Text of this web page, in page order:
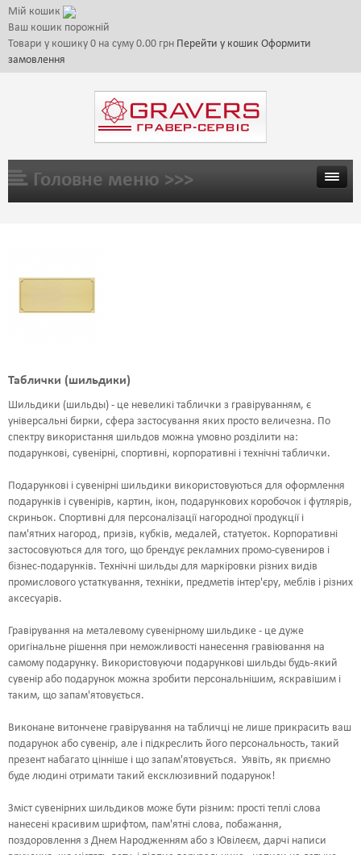
Мій кошик
Ваш кошик порожній
Товари у кошику 0 на суму 0.00 грн Перейти у кошик Оформити
замовлення
Головне меню >>>
ШРИФТИ
КОНТАКТИ
Таблички (шильдики)
Шильдики (шильды) - це невеликі таблички з гравіруванням, є
універсальні бирки, сфера застосування яких просто величезна. По
спектру використання шильдов можна умовно розділити на:
подарункові, сувенірні, спортивні, корпоративні і технічні таблички.
Подарункові і сувенірні шильдики використовуються для оформлення
подарунків і сувенірів, картин, ікон, подарункових коробочок і футлярів,
скриньок. Спортивні для персоналізації нагородної продукції і
пам'ятних нагород, призів, кубків, медалей, статуеток. Корпоративні
застосовуються для того, що брендує рекламних промо-сувениров і
бізнес-подарунків. Технічні шильды для маркіровки різних видів
промислового устаткування, техніки, предметів інтер'єру, меблів і різних
аксесуарів.
Гравірування на металевому сувенірному шильдике - це дуже
оригінальне рішення при неможливості нанесення гравіювання на
самому подарунку. Використовуючи подарункові шильды будь-який
сувенір або подарунок можна зробити персональнішим, яскравішим і
таким, що запам'ятовується.
Виконане витончене гравірування на табличці не лише прикрасить ваш
подарунок або сувенір, але і підкреслить його персональность, такий
презент набагато цінніше і що запам'ятовується. Уявіть, як приємно
буде людині отримати такий ексклюзивний подарунок!
Зміст сувенірних шильдиков може бути різним: прості теплі слова
нанесені красивим шрифтом, пам'ятні слова, побажання,
поздоровлення з Днем Народженням або з Ювілеєм, дарчі написи